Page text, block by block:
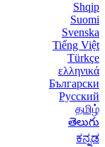
Shqip
Suomi
Svenska
Tiếng Việt
Türkçe
ελληνικά
Български
Русский
தமிழ்
తెలుగు
ಕನ್ನಡ